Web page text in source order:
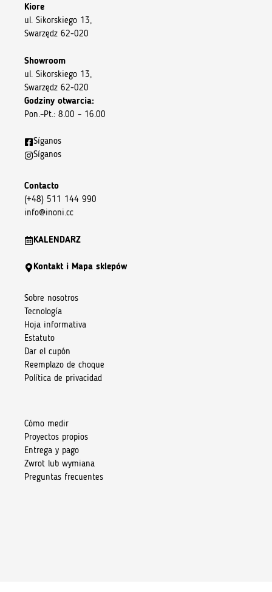
Kiore
ul. Sikorskiego 13,
Swarzędz 62-020
Showroom
ul. Sikorskiego 13,
Swarzędz 62-020
Godziny otwarcia:
Pon.–Pt.: 8.00 – 16.00
Síganos
Síganos
Contacto
(+48) 511 144 990
info@inoni.cc
KALENDARZ
Kontakt i Mapa sklepów
Sobre nosotros
Tecnología
Hoja informativa
Estatuto
Dar el cupón
Reemplazo de choque
Política de privacidad
Cómo medir
Proyectos propios
Entrega y pago
Zwrot lub wymiana
Preguntas frecuentes